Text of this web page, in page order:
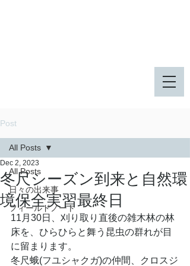
Post
All Posts
日々の出来事
フィールドノート
All Posts
冬尺シーズン到来と自然環
境保全実習最終日
Dec 2, 2023
11月30日、刈り取り直後の雑木林の林
床を、ひらひらと舞う昆虫の群れが目
に留まります。
冬尺蛾(フユシャクガ)の仲間、クロスジ